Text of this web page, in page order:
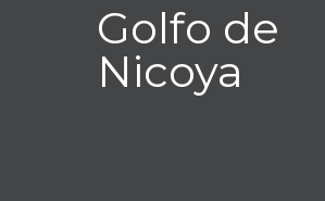
Golfo de
Nicoya